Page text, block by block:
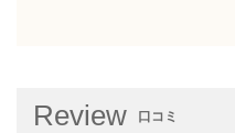
Review 口コミ